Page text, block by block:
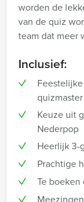
worden de
van de quiz
team dat meer
Inclusief:
quizmaster
Keuze uit
Nederpop
Heerlijk 3-
Prachtige
Te